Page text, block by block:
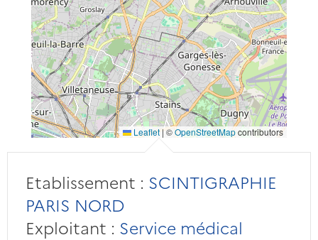
Leaflet |©OpenStreetMapcontributors
Etablissement : SCINTIGRAPHIE
PARIS NORD
Exploitant : Service médical